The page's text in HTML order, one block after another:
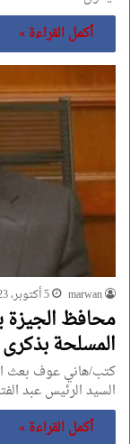
أكمل القراءة »
marwan 5 أكتوبر، 2023
محافظ الجيزة
المسلحة
كتب/هاني عوف بعث
السيد الرئيس عبد
أكمل القراءة »